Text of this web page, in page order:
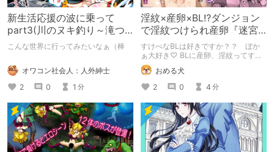
新生活応援の波に乗って
part3(川のヌキ釣り～滝つ
ぼの天女～)
こんな世界に行ってみたいなぁ（棒
オワコン社会人：人外紳士
2
0 1 分
淫紋×産卵×BL⁉ダンジョン
で淫紋つけられ産卵『迷宮
のオレたち～強○発情モンス
ターと大量産卵の巻～』
すけべなBLは好きですか？？ ぼか
ぁ大好き♡ BLに産卵、淫紋ってすけ
べなBLを読みたい人の性癖に突き刺
さりまくるのでは？ そんなBLが読み
たい方におすすめの『迷宮のオレたち
～強○発情モンスターと大量産卵の巻
～』の感想です。
おめる犬
2
0 4 分